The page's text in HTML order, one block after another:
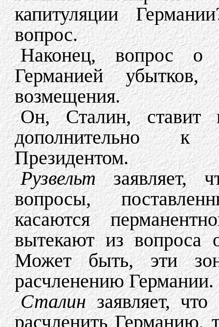
капитуляции
вопрос.
Наконец, вопрос о
Германией
возмещения.
Он, Сталин, ставит
дополнительно к
Президентом.
Рузвельтзаявляет,
вопросы,
касаются
вытекают из вопроса
Может быть, эти
расчленению Германии.
Сталинзаявляет, что
расчленить Германию,